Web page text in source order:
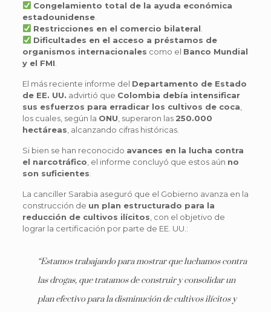
Congelamiento total de la ayuda económica
estadounidense.
Restricciones en el comercio bilateral
Dificultades en el acceso a préstamos de
organismos internacionales como el Banco Mundial
y el FMI
El más reciente informe del Departamento de Estado
de EE. UU. advirtió que Colombia debía intensificar
sus esfuerzos para erradicar los cultivos de coca
los cuales, según la ONU , superaron las 250.000
hectáreas , alcanzando cifras históricas.
Si bien se han reconocido avances en la lucha contra
el narcotráfico , el informe concluyó que estos aún no
son suficientes
La canciller Sarabia aseguró que el Gobierno avanza en la
construcción de un plan estructurado para la
reducción de cultivos ilícitos , con el objetivo de
lograr la certificación por parte de EE. UU.:
“Estamos trabajando para mostrar que luchamos contra
las drogas, que tratamos de construir y consolidar un
plan efectivo para la disminución de cultivos ilícitos y